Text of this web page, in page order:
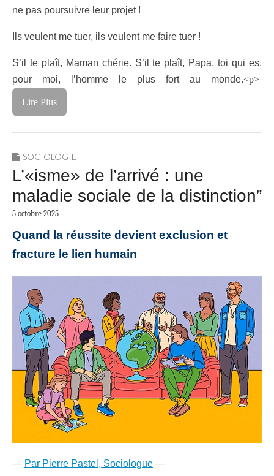
ne pas poursuivre leur projet !
Ils veulent me tuer, ils veulent me faire tuer !
S’il te plaît, Maman chérie. S’il te plaît, Papa, toi qui es,
pour moi, l’homme le plus fort au monde.<p>
Lire Plus
SOCIOLOGIE
L’«isme» de l’arrivé : une
maladie sociale de la distinction”
5 octobre 2025
Quand la réussite devient exclusion et
fracture le lien humain
— Par Pierre Pastel, Sociologue —